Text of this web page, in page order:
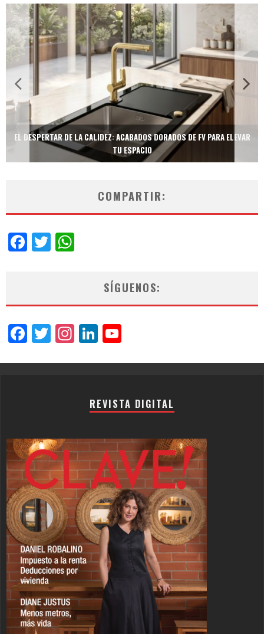
FV PARA ELEVAR
TECNOLOGÍA Y BIENESTAR DE VANGUARDIA: EL
NEOTECH DE FV.
COMPARTIR:
Facebook
Twitter
SÍGUENOS:
Facebook
Twitter
Instagram
LinkedIn
REVISTA DIGITAL